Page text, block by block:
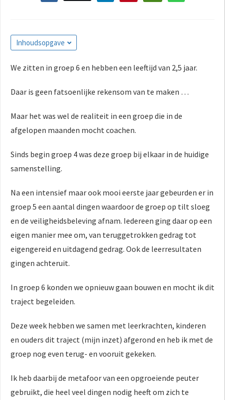
Inhoudsopgave
We zitten in groep 6 en hebben een leeftijd van 2,5 jaar.
Daar is geen fatsoenlijke rekensom van te maken …
Maar het was wel de realiteit in een groep die in de
afgelopen maanden mocht coachen.
Sinds begin groep 4 was deze groep bij elkaar in de huidige
samenstelling.
Na een intensief maar ook mooi eerste jaar gebeurden er in
groep 5 een aantal dingen waardoor de groep op tilt sloeg
en de veiligheidsbeleving afnam. Iedereen ging daar op een
eigen manier mee om, van teruggetrokken gedrag tot
eigengereid en uitdagend gedrag. Ook de leerresultaten
gingen achteruit.
In groep 6 konden we opnieuw gaan bouwen en mocht ik dit
traject begeleiden.
Deze week hebben we samen met leerkrachten, kinderen
en ouders dit traject (mijn inzet) afgerond en heb ik met de
groep nog even terug- en vooruit gekeken.
Ik heb daarbij de metafoor van een opgroeiende peuter
gebruikt, die heel veel dingen nodig heeft om zich te
om
te
over
op
gebruikt
te
de
Hierdoor